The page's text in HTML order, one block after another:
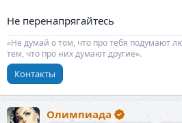
Не перенапрягайтесь
«Не думай о том, что про тебя подумают
тем, что про них думают другие».
Контакты
Олимпиада